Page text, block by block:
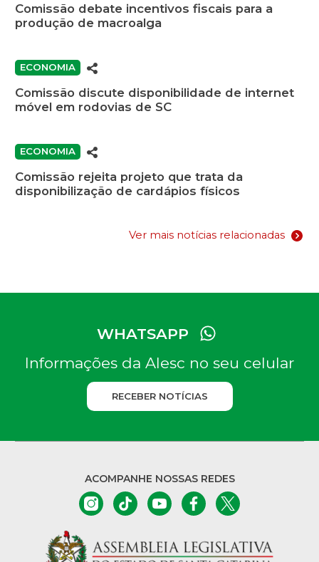
Comissão debate incentivos fiscais para a
produção de macroalga
ECONOMIA
Comissão discute disponibilidade de internet
móvel em rodovias de SC
ECONOMIA
Comissão rejeita projeto que trata da
disponibilização de cardápios físicos
Ver mais notícias relacionadas
WHATSAPP
Informações da Alesc no seu celular
RECEBER NOTÍCIAS
ACOMPANHE NOSSAS REDES